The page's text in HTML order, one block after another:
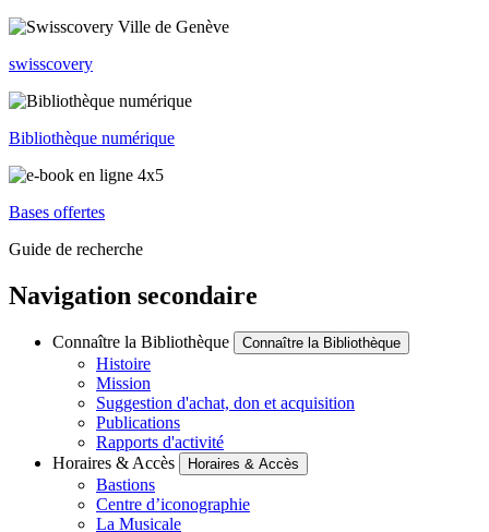
swisscovery
Bibliothèque numérique
Bases offertes
Guide de recherche
Navigation secondaire
Connaître la Bibliothèque Connaître la Bibliothèque
Histoire
Mission
Suggestion d'achat, don et acquisition
Publications
Rapports d'activité
Horaires & Accès
Horaires & Accès
Bastions
Centre d’iconographie
La Musicale